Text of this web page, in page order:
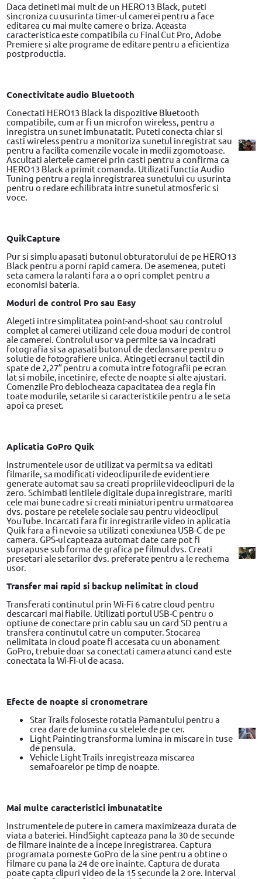
Daca detineti mai mult de un HERO13 Black, puteti
sincroniza cu usurinta timer-ul camerei pentru a face
editarea cu mai multe camere o briza. Aceasta
caracteristica este compatibila cu Final Cut Pro, Adobe
Premiere si alte programe de editare pentru a eficientiza
postproductia.
Conectivitate audio Bluetooth
Conectati HERO13 Black la dispozitive Bluetooth
compatibile, cum ar fi un microfon wireless, pentru a
inregistra un sunet imbunatatit. Puteti conecta chiar si
casti wireless pentru a monitoriza sunetul inregistrat sau
pentru a facilita comenzile vocale in medii zgomotoase.
Ascultati alertele camerei prin casti pentru a confirma ca
HERO13 Black a primit comanda. Utilizati functia Audio
Tuning pentru a regla inregistrarea sunetului cu usurinta
pentru o redare echilibrata intre sunetul atmosferic si
voce.
QuikCapture
Pur si simplu apasati butonul obturatorului de pe HERO13
Black pentru a porni rapid camera. De asemenea, puteti
seta camera la ralanti fara a o opri complet pentru a
economisi bateria.
Moduri de control Pro sau Easy
Alegeti intre simplitatea point-and-shoot sau controlul
complet al camerei utilizand cele doua moduri de control
ale camerei. Controlul usor va permite sa va incadrati
fotografia si sa apasati butonul de declansare pentru o
solutie de fotografiere unica. Atingeti ecranul tactil din
spate de 2,27” pentru a comuta intre fotografii pe ecran
lat si mobile, incetinire, efecte de noapte si alte ajustari.
Comenzile Pro deblocheaza capacitatea de a regla fin
toate modurile, setarile si caracteristicile pentru a le seta
apoi ca preset.
Aplicatia GoPro Quik
Instrumentele usor de utilizat va permit sa va editati
filmarile, sa modificati videoclipurile de evidentiere
generate automat sau sa creati propriile videoclipuri de la
zero. Schimbati lentilele digitale dupa inregistrare, mariti
cele mai bune cadre si creati miniaturi pentru urmatoarea
dvs. postare pe retelele sociale sau pentru videoclipul
YouTube. Incarcati fara fir inregistrarile video in aplicatia
Quik fara a fi nevoie sa utilizati conexiunea USB-C de pe
camera. GPS-ul capteaza automat date care pot fi
suprapuse sub forma de grafica pe filmul dvs. Creati
presetari ale setarilor dvs. preferate pentru a le rechema
usor.
Transfer mai rapid si backup nelimitat in cloud
Transferati continutul prin Wi-Fi 6 catre cloud pentru
descarcari mai fiabile. Utilizati portul USB-C pentru o
optiune de conectare prin cablu sau un card SD pentru a
transfera continutul catre un computer. Stocarea
nelimitata in cloud poate fi accesata cu un abonament
GoPro, trebuie doar sa conectati camera atunci cand este
conectata la Wi-Fi-ul de acasa.
Efecte de noapte si cronometrare
Star Trails foloseste rotatia Pamantului pentru a
crea dare de lumina cu stelele de pe cer.
Light Painting transforma lumina in miscare in tuse
de pensula.
Vehicle Light Trails inregistreaza miscarea
semafoarelor pe timp de noapte.
Mai multe caracteristici imbunatatite
Instrumentele de putere in camera maximizeaza durata de
viata a bateriei. HindSight capteaza pana la 30 de secunde
de filmare inainte de a incepe inregistrarea. Captura
programata porneste GoPro de la sine pentru a obtine o
filmare cu pana la 24 de ore inainte. Captura de durata
poate capta clipuri video de la 15 secunde la 2 ore. Interval